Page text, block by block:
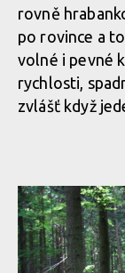
rovně
po rovince a
volné i pevné
rychlosti,
zvlášť když